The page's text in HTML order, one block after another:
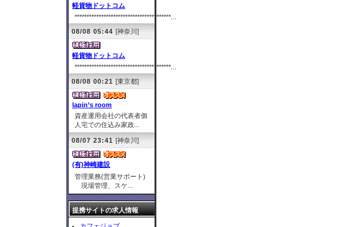
軽貨物ドットコム
****************************************...
08/08 05:44 [神奈川]
軽貨物ドットコム
****************************************...
08/08 00:21 [東京都]
lapin’s room
資産運用会社の代表者個
人宅での住込み家政...
08/07 23:41 [神奈川]
(有)神崎建設
管理業務(営業サポート)
現場管理、スケ...
提携サイトの求人情報